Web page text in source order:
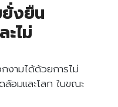
งยืน
ไม่
งามได้ด้วยการไม่
อมและโลก ในขณะ